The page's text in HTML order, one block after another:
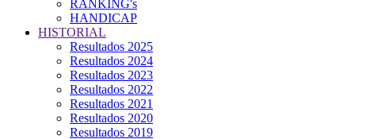
RANKING's
HANDICAP
HISTORIAL
Resultados 2025
Resultados 2024
Resultados 2023
Resultados 2022
Resultados 2021
Resultados 2020
Resultados 2019